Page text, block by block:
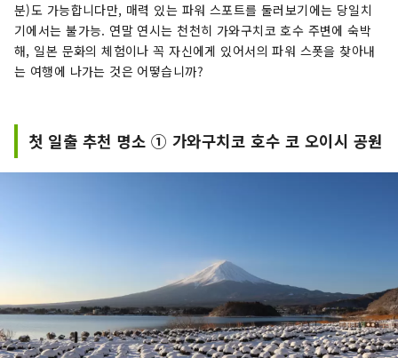
분)도 가능합니다만, 매력 있는 파워 스포트를 둘러보기에는 당일치
기에서는 불가능. 연말 연시는 천천히 가와구치코 호수 주변에 숙박
해, 일본 ​​문화의 체험이나 꼭 자신에게 있어서의 파워 스폿을 찾아내
는 여행에 나가는 것은 어떻습니까?
첫 일출 추천 명소 ① 가와구치코 호수 코 오이시 공원